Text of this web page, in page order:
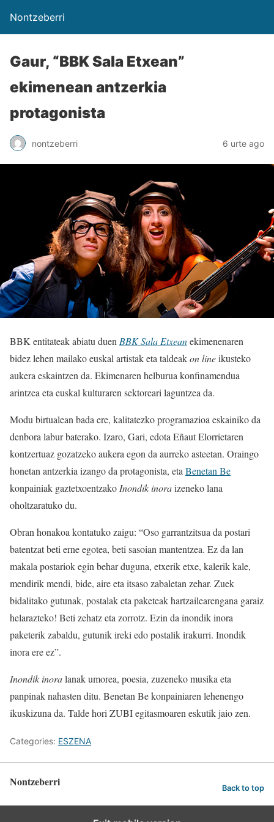
Nontzeberri
Gaur, “BBK Sala Etxean”
ekimenean antzerkia
protagonista
nontzeberri 6 urte ago
BBK entitateak abiatu duenBBK Sala Etxeanekimenenaren
bidez lehen mailako euskal artistak eta taldeakon lineikusteko
aukera eskaintzen da. Ekimenaren helburua konfinamendua
arintzea eta euskal kulturaren sektoreari laguntzea da.
Modu birtualean bada ere, kalitatezko programazioa eskainiko da
denbora labur baterako. Izaro, Gari, edota Eñaut Elorrietaren
kontzertuaz gozatzeko aukera egon da aurreko asteetan. Oraingo
honetan antzerkia izango da protagonista, etaBenetan Be
konpainiak gaztetxoentzakoInondik inoraizeneko lana
oholtzaratuko du.
Obran honakoa kontatuko zaigu: “Oso garrantzitsua da postari
batentzat beti erne egotea, beti sasoian mantentzea. Ez da lan
makala postariok egin behar duguna, etxerik etxe, kalerik kale,
mendirik mendi, bide, aire eta itsaso zabaletan zehar. Zuek
bidalitako gutunak, postalak eta paketeak hartzailearengana garaiz
helarazteko! Beti zehatz eta zorrotz. Ezin da inondik inora
paketerik zabaldu, gutunik ireki edo postalik irakurri. Inondik
inora ere ez”.
Inondik inoralanak umorea, poesia, zuzeneko musika eta
panpinak nahasten ditu. Benetan Be konpainiaren lehenengo
ikuskizuna da. Talde hori ZUBI egitasmoaren eskutik jaio zen.
Categories: ESZENA
Nontzeberri Back to top